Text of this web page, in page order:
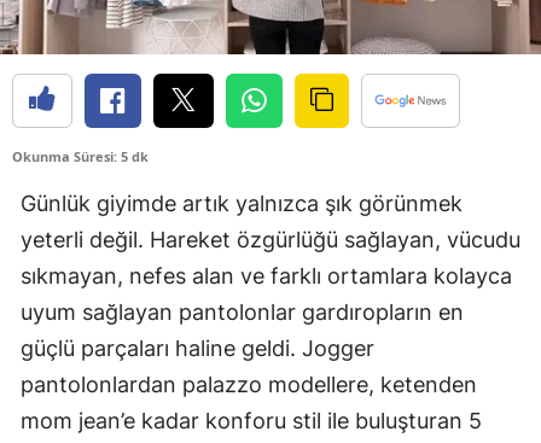
Okunma Süresi: 5 dk
Günlük giyimde artık yalnızca şık görünmek
yeterli değil. Hareket özgürlüğü sağlayan, vücudu
sıkmayan, nefes alan ve farklı ortamlara kolayca
uyum sağlayan pantolonlar gardıropların en
güçlü parçaları haline geldi. Jogger
pantolonlardan palazzo modellere, ketenden
mom jean’e kadar konforu stil ile buluşturan 5